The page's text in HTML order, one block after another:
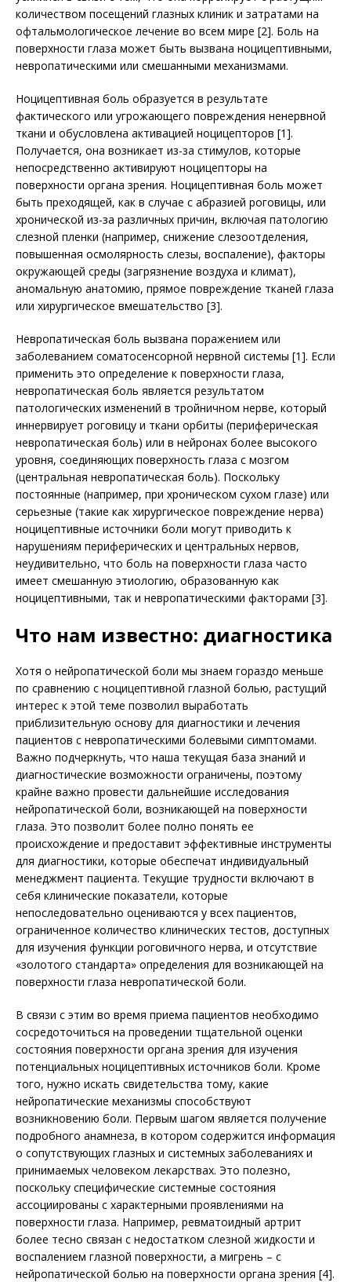
количеством посещений глазных клиник и затратами на
офтальмологическое лечение во всем мире [2]. Боль на
поверхности глаза может быть вызвана ноцицептивными,
невропатическими или смешанными механизмами.
Ноцицептивная боль образуется в результате
фактического или угрожающего повреждения ненервной
ткани и обусловлена активацией ноцицепторов [1].
Получается, она возникает из-за стимулов, которые
непосредственно активируют ноцицепторы на
поверхности органа зрения. Ноцицептивная боль может
быть преходящей, как в случае с абразией роговицы, или
хронической из-за различных причин, включая патологию
слезной пленки (например, снижение слезоотделения,
повышенная осмолярность слезы, воспаление), факторы
окружающей среды (загрязнение воздуха и климат),
аномальную анатомию, прямое повреждение тканей глаза
или хирургическое вмешательство [3].
Невропатическая боль вызвана поражением или
заболеванием соматосенсорной нервной системы [1]. Если
применить это определение к поверхности глаза,
невропатическая боль является результатом
патологических изменений в тройничном нерве, который
иннервирует роговицу и ткани орбиты (периферическая
невропатическая боль) или в нейронах более высокого
уровня, соединяющих поверхность глаза с мозгом
(центральная невропатическая боль). Поскольку
постоянные (например, при хроническом сухом глазе) или
серьезные (такие как хирургическое повреждение нерва)
ноцицептивные источники боли могут приводить к
нарушениям периферических и центральных нервов,
неудивительно, что боль на поверхности глаза часто
имеет смешанную этиологию, образованную как
ноцицептивными, так и невропатическими факторами [3].
Что нам известно: диагностика
Хотя о нейропатической боли мы знаем гораздо меньше
по сравнению с ноцицептивной глазной болью, растущий
интерес к этой теме позволил выработать
приблизительную основу для диагностики и лечения
пациентов с невропатическими болевыми симптомами.
Важно подчеркнуть, что наша текущая база знаний и
диагностические возможности ограничены, поэтому
крайне важно провести дальнейшие исследования
нейропатической боли, возникающей на поверхности
глаза. Это позволит более полно понять ее
происхождение и предоставит эффективные инструменты
для диагностики, которые обеспечат индивидуальный
менеджмент пациента. Текущие трудности включают в
себя клинические показатели, которые
непоследовательно оцениваются у всех пациентов,
ограниченное количество клинических тестов, доступных
для изучения функции роговичного нерва, и отсутствие
«золотого стандарта» определения для возникающей на
поверхности глаза невропатической боли.
В связи с этим во время приема пациентов необходимо
сосредоточиться на проведении тщательной оценки
состояния поверхности органа зрения для изучения
потенциальных ноцицептивных источников боли. Кроме
того, нужно искать свидетельства тому, какие
нейропатические механизмы способствуют
возникновению боли. Первым шагом является получение
подробного анамнеза, в котором содержится информация
о сопутствующих глазных и системных заболеваниях и
принимаемых человеком лекарствах. Это полезно,
поскольку специфические системные состояния
ассоциированы с характерными проявлениями на
поверхности глаза. Например, ревматоидный артрит
более тесно связан с недостатком слезной жидкости и
воспалением глазной поверхности, а мигрень – с
нейропатической болью на поверхности органа зрения [4].